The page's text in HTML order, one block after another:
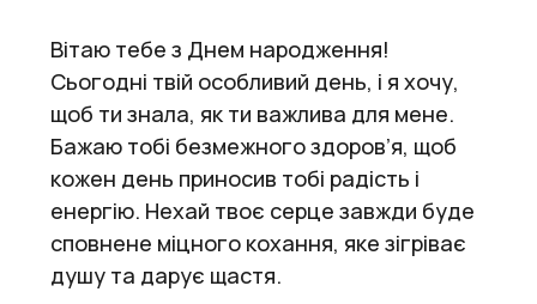
Вітаю тебе з Днем народження!
Сьогодні твій особливий день, і я хочу,
щоб ти знала, як ти важлива для мене.
Бажаю тобі безмежного здоров’я, щоб
кожен день приносив тобі радість і
енергію. Нехай твоє серце завжди буде
сповнене міцного кохання, яке зігріває
душу та дарує щастя.